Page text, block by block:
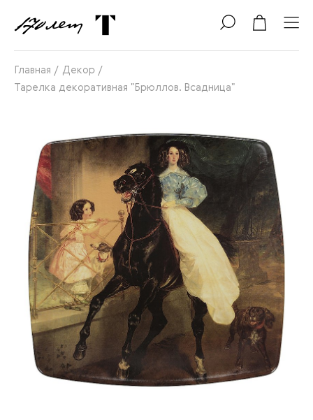
Главная / Декор /
Тарелка декоративная "Брюллов. Всадница"